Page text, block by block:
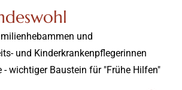
und
und Kinderkrankenpflegerinnen
wichtiger Baustein für "Frühe Hilfen"